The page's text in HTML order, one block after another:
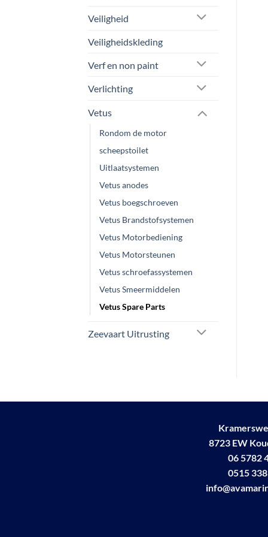
Veiligheid
Veiligheidskleding
Verf en non paint
Verlichting
Vetus
Rondom de motor
scheepstoilet
Uitlaatsystemen
Vetus anodes
Vetus boegschroeven
Vetus Brandstofsystemen
Vetus Motorbediening
Vetus Motorsteunen
Vetus schroefassystemen
Vetus Smeermiddelen
Vetus Spare Parts
Zeevaart Uitrusting
8723 EW
06 5782
0515